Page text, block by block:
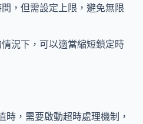
，但需設定上限，避免無限
況下，可以適當縮短鎖定時
時，需要啟動超時處理機制，